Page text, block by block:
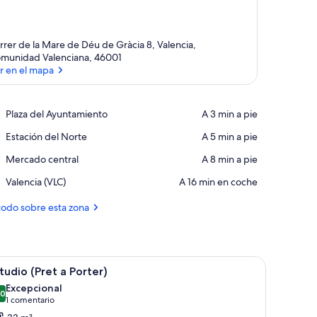
de la Mare de Déu de Gràcia 8, Valencia,
Valenciana, 46001
en el mapa
Plaza del Ayuntamiento
Place,
del
‪A 3 min a pie‬
Estación del Norte
Place,
del
‪A 5 min a pie‬
Mercado central
Place,
central
‪A 8 min a pie‬
Valencia (VLC)
Airport,
(VLC)
‪A 16 min en coche‬
sobre esta zona
Una habitación de hotel moderna con una
23 (Pret a Porter)
de 10
Excepcional
1 comentario
(1 comentario)